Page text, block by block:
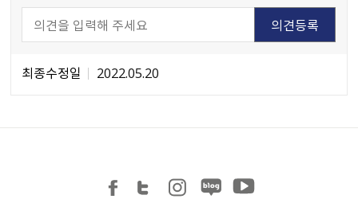
최종수정일 2022.05.20